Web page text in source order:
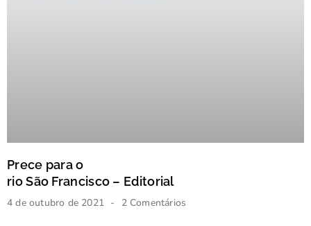
Prece para o
rio São Francisco – Editorial
4 de outubro de 2021 2 Comentários